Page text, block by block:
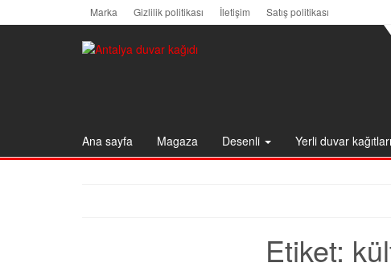
to
Marka Gizlilik politikası İletişim Satış politikası
Ana sayfa Magaza Desenli Yerli duvar kağıtları
Etiket: